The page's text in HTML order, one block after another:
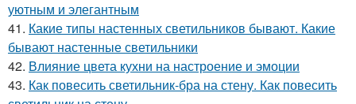
уютным и элегантным
41. Какие типы настенных светильников бывают. Какие
бывают настенные светильники
42. Влияние цвета кухни на настроение и эмоции
43. Как повесить светильник-бра на стену. Как повесить